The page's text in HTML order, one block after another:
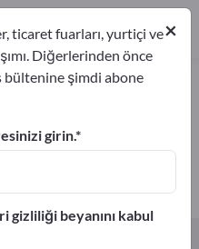
– üreticileri ve
5
Üreticiler
×
ticaret fuarları, yurtiçi ve
Diğerlerinden önce
bültenine şimdi abone
girin.
gizliliği beyanını kabul